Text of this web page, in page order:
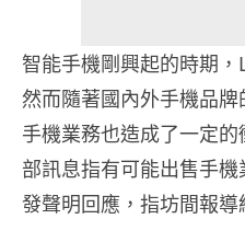
智能手機剛興起的時期，
然而隨著國內外手機品
手機業務也造成了一定的
部訊息指有可能出售手
發聲明回應，指坊間報導